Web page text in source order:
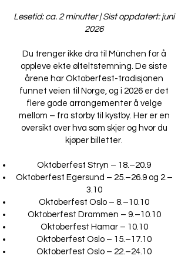
Lesetid: ca. 2 minutter | Sist oppdatert: juni
2026
Du trenger ikke dra til München for å
oppleve ekte ølteltstemning. De siste
årene har Oktoberfest-tradisjonen
funnet veien til Norge, og i 2026 er det
flere gode arrangementer å velge
mellom – fra storby til kystby. Her er en
oversikt over hva som skjer og hvor du
kjøper billetter.
Oktoberfest Stryn – 18.–20.9
Oktoberfest Egersund – 25.–26.9 og 2.–
3.10
Oktoberfest Oslo – 8.–10.10
Oktoberfest Drammen – 9.–10.10
Oktoberfest Hamar – 10.10
Oktoberfest Oslo – 15.–17.10
Oktoberfest Oslo – 22.–24.10